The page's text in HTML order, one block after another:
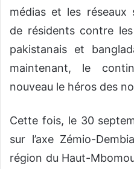
médias et les réseaux
de résidents contre
pakistanais et
maintenant, le
nouveau le héros des
Cette fois, le 30
sur l’axe Zémio-
région du Haut-